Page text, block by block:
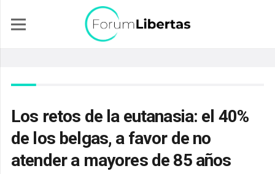
Los retos de la eutanasia: el 40%
de los belgas, a favor de no
atender a mayores de 85 años